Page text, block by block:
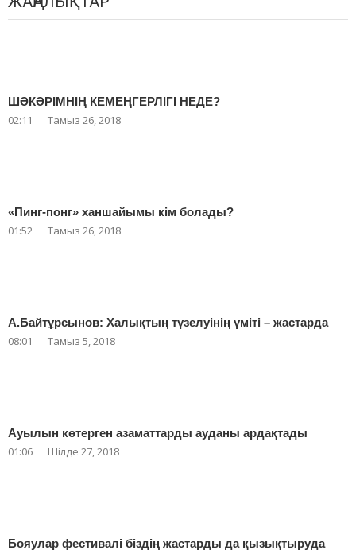
ШӘКӘРІМНІҢ КЕМЕҢГЕРЛІГІ НЕДЕ?
02:11 Тамыз 26, 2018
«Пинг-понг» ханшайымы кім болады?
01:52 Тамыз 26, 2018
А.Байтұрсынов: Халықтың түзелуінің үміті – жастарда
08:01 Тамыз 5, 2018
Ауылын көтерген азаматтарды ауданы ардақтады
01:06 Шілде 27, 2018
Бояулар фестивалі біздің жастарды да қызықтыруда